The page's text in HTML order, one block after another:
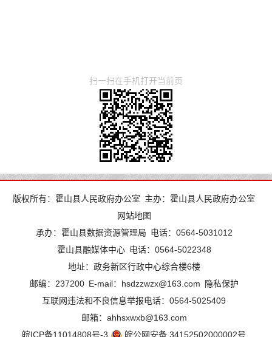
扫一扫在手机打开当前页
版权所有：霍山县人民政府办公室 主办：霍山县人民政府办公室
网站地图
承办：霍山县数据资源管理局 电话：0564-5031012
霍山县融媒体中心 电话：0564-5022348
地址：政务新区行政中心综合楼6楼
邮编：237200 E-mail：hsdzzwzx@163.com
隐私保护
互联网违法和不良信息举报电话：0564-5025409
邮箱：ahhsxwxb@163.com
皖ICP备11014808号-3
皖公网安备 34152502000002号